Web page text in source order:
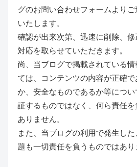
グのお問い合わせフォームより
いたします。
確認が出来次第、迅速に削除、
対応を取らせていただきます。
尚、当ブログで掲載されている情
ては、コンテンツの内容が正確で
か、安全なものであるか等につ
証するものではなく、何ら責任
ありません。
また、当ブログの利用で発生し
題も一切責任を負うものではあり